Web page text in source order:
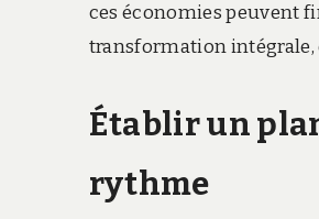
ces économies peuvent
transformation intégrale,
Établir un
rythme